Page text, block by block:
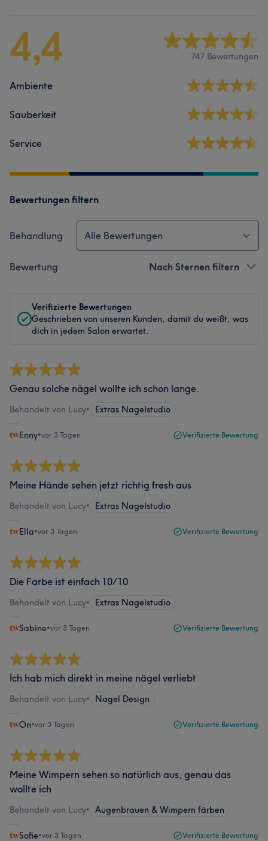
4,4 747 Bewertungen
Ambiente
Sauberkeit
Service
Bewertungen filtern
Behandlung Alle Bewertungen
Bewertung Nach Sternen filtern
Verifizierte Bewertungen
Geschrieben von unseren Kunden, damit du weißt, was
dich in jedem Salon erwartet.
Genau solche nägel wollte ich schon lange.
Behandelt von Lucy• Extras Nagelstudio
Enny•vor 3 Tagen Verifizierte Bewertung
Meine Hände sehen jetzt richtig fresh aus
Behandelt von Lucy• Extras Nagelstudio
Ella•vor 3 Tagen Verifizierte Bewertung
Die Farbe ist einfach 10/10
Behandelt von Lucy• Extras Nagelstudio
Sabine•vor 3 Tagen Verifizierte Bewertung
Ich hab mich direkt in meine nägel verliebt
Behandelt von Lucy• Nagel Design
On•vor 3 Tagen Verifizierte Bewertung
Meine Wimpern sehen so natürlich aus, genau das
wollte ich
Behandelt von Lucy• Augenbrauen & Wimpern färben
Sofie•vor 3 Tagen Verifizierte Bewertung